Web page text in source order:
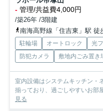
- 管理/共益費4,000円
/築26年 /3階建
南海高野線「住吉東」駅 徒
駐輪場 オートロック 光
防犯カメラ
敷地内ごみ置き
室内設備はシステムキッチン・
揃っており、過ごしやすいお部
見る